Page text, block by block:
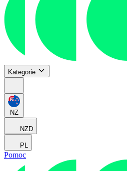
Kategorie
NZ
NZD
PL
Pomoc